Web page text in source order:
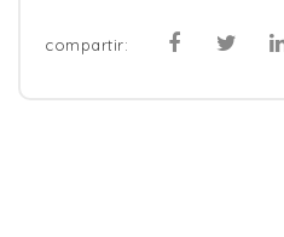
compartir: